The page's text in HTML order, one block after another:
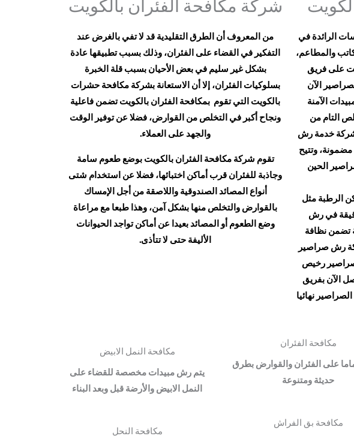
الرائدة في
والمطاعم،
على فريق
الآن
الآمنة
التام من
خدمة رش
وتتيح
الحين
الرطبة مثل
في رش
تضمن نظافة
رش صراصير
رخيص
الآن بفريق
نهائيا
شركة مكافحة الفئران بالكويت
من المعروف أن الطرق التقليدية قد لا تفي بالغرض عند
التفكير في القضاء على الفئران، وذلك بسبب تطبيقها عادة
بشكل غير سليم في بعض الأحيان بسبب قلة الخبرة
بسلوكيات الفئران، إلا أن الاستعانة بشركة مكافحة حشرات
بالكويت​ التي تقوم بمكافحة الفئران بالكويت تضمن فاعلية
ونجاح أكبر في التخلص من القوارض، فضلا عن توفير الوقت
والجهد على العملاء.
تقوم شركة مكافحة الفئران بالكويت بوضع طعوم سامة
وجاذبة للفئران قرب أماكن اختبائها، فضلا عن استخدام شتى
أنواع المصائد الصندوقية واللاصقة من أجل الإمساك
بالقوارض والتخلص منها بشكل آمن، وهذا طبعا مع مراعاة
وضع الطعوم أو المصائد بعيدا عن أماكن تواجد الحيوانات
الأليفة حتى لا تتأذى.
مكافحة الفئران
على الفئران والقوارض بطرق
حديثة ومتنوعة
مكافحة بق الفراش
مكافحة النمل الابيض
يتم رش مبيدات مخصصة للقضاء على
النمل الابيض والأرضة قبل وبعد البناء
مكافحة النحل